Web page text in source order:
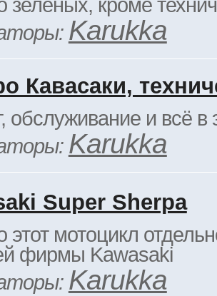
зелёных, кроме
Karukka
Кавасаки,
обслуживание и всё в
Karukka
Super Sherpa
этот мотоцикл
фирмы Kawasaki
Karukka